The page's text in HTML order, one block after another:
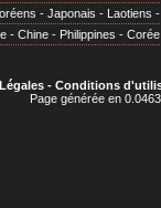
- Japonais - Laotiens
- Chine - Philippines - Corée
- Conditions
Page générée en